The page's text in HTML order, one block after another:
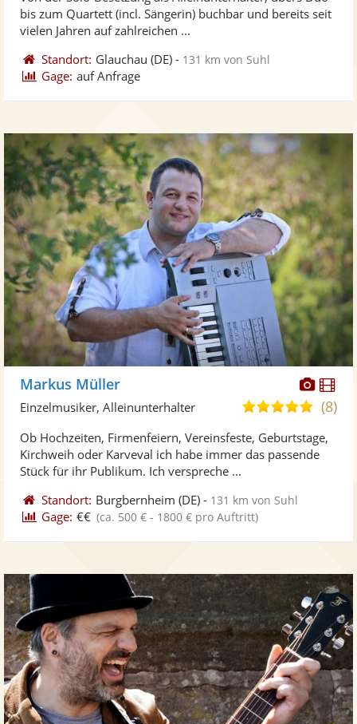
5
bis zum Quartett (incl. Sängerin) buchbar und bereits seit
vielen Jahren auf zahlreichen ...
Standort: Glauchau (DE) - 131 km von Suhl
Gage: auf Anfrage
Fotos
Markus Müller
4,9
5
(8)
Einzelmusiker, Alleinunterhalter
Ob Hochzeiten, Firmenfeiern, Vereinsfeste, Geburtstage,
Kirchweih oder Karveval ich habe immer das passende
Stück für ihr Publikum. Ich verspreche ...
Standort: Burgbernheim (DE) - 131 km von Suhl
Gage: €€ (ca. 500 € - 1800 € pro Auftritt)